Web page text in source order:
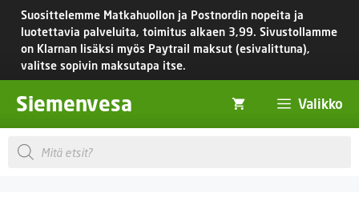
Siirry
sisältöön
Suosittelemme Matkahuollon ja Postnordin nopeita ja
luotettavia palveluita, toimitus alkaen 3,99. Sivustollamme
on Klarnan lisäksi myös Paytrail maksut (esivalittuna),
valitse sopivin maksutapa itse.
Siemenvesa Valikko
Products
search